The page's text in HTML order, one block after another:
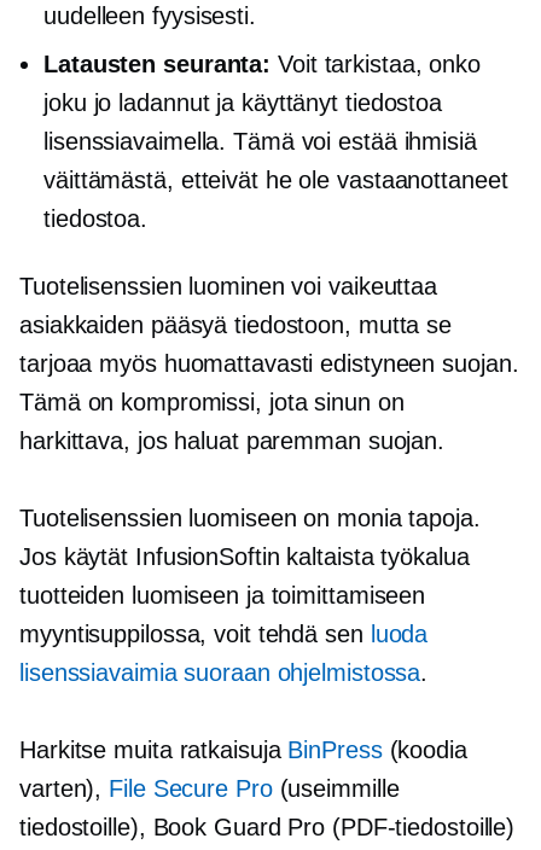
uudelleen fyysisesti.
Latausten seuranta: Voit tarkistaa, onko
joku jo ladannut ja käyttänyt tiedostoa
lisenssiavaimella. Tämä voi estää ihmisiä
väittämästä, etteivät he ole vastaanottaneet
tiedostoa.
Tuotelisenssien luominen voi vaikeuttaa
asiakkaiden pääsyä tiedostoon, mutta se
tarjoaa myös huomattavasti edistyneen suojan.
Tämä on kompromissi, jota sinun on
harkittava, jos haluat paremman suojan.
Tuotelisenssien luomiseen on monia tapoja.
Jos käytät InfusionSoftin kaltaista työkalua
tuotteiden luomiseen ja toimittamiseen
myyntisuppilossa, voit tehdä sen luoda
lisenssiavaimia suoraan ohjelmistossa.
Harkitse muita ratkaisuja BinPress(koodia
varten), File Secure Pro(useimmille
tiedostoille), Book Guard Pro (PDF-tiedostoille)